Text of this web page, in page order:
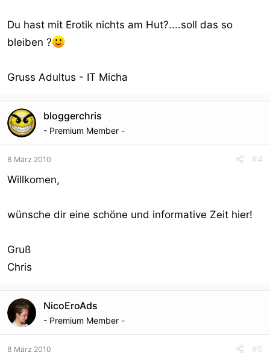
Du hast mit Erotik nichts am Hut?....soll das so
bleiben ?
Gruss Adultus - IT Micha
bloggerchris
- Premium Member -
8 März 2010 #4
Willkomen,
wünsche dir eine schöne und informative Zeit hier!
Gruß
Chris
NicoEroAds
- Premium Member -
8 März 2010 #5